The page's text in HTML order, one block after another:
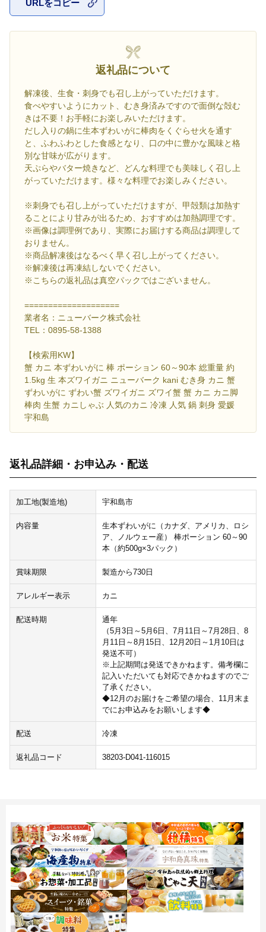
URLをコピー
返礼品について
解凍後、生食・刺身でも召し上がっていただけます。
食べやすいようにカット、むき身済みですので面倒な殻む
きは不要！お手軽にお楽しみいただけます。
だし入りの鍋に生本ずわいがに棒肉をくぐらせ火を通す
と、ふわふわとした食感となり、口の中に豊かな風味と格
別な甘味が広がります。
天ぷらやバター焼きなど、どんな料理でも美味しく召し上
がっていただけます。様々な料理でお楽しみください。
※刺身でも召し上がっていただけますが、甲殻類は加熱す
ることにより甘みが出るため、おすすめは加熱調理です。
※画像は調理例であり、実際にお届けする商品は調理して
おりません。
※商品解凍後はなるべく早く召し上がってください。
※解凍後は再凍結しないでください。
※こちらの返礼品は真空パックではございません。
====================
業者名：ニューバーク株式会社
TEL：0895-58-1388
【検索用KW】
蟹 カニ 本ずわいがに 棒 ポーション 60～90本 総重量 約
1.5kg 生 本ズワイガニ ニューバーク kani むき身 カニ 蟹
ずわいがに ずわい蟹 ズワイガニ ズワイ蟹 蟹 カニ カニ脚
棒肉 生蟹 カニしゃぶ 人気のカニ 冷凍 人気 鍋 刺身 愛媛
宇和島
返礼品詳細・お申込み・配送
加工地(製造地) 宇和島市
内容量
生本ずわいがに（カナダ、アメリカ、ロシ
ア、ノルウェー産） 棒ポーション 60～90
本（約500g×3パック）
賞味期限 製造から730日
アレルギー表示 カニ
配送時期
通年
（5月3日～5月6日、7月11日～7月28日、8
月11日～8月15日、12月20日～1月10日は
発送不可）
※上記期間は発送できかねます。備考欄に
記入いただいても対応できかねますのでご
了承ください。
◆12月のお届けをご希望の場合、11月末ま
でにお申込みをお願いします◆
配送 冷凍
返礼品コード 38203-D041-116015